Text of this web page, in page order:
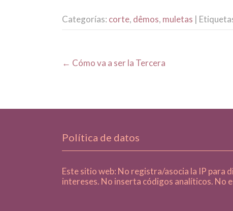
Categorías: corte, dêmos, muletas |
Post
← Cómo va a ser la Tercera
Política de datos
Este sitio web: No registra/asocia la IP para
intereses. No inserta códigos analíticos. No